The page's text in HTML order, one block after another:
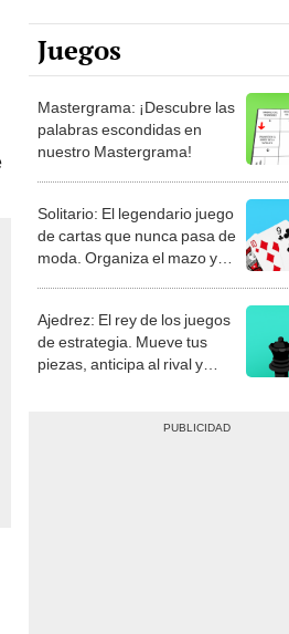
Juegos
Mastergrama: ¡Descubre las
palabras escondidas en
nuestro Mastergrama!
Solitario: El legendario juego
de cartas que nunca pasa de
moda. Organiza el mazo y
demuestra tu habilidad.
Ajedrez: El rey de los juegos
de estrategia. Mueve tus
piezas, anticipa al rival y
consigue el jaque mate.